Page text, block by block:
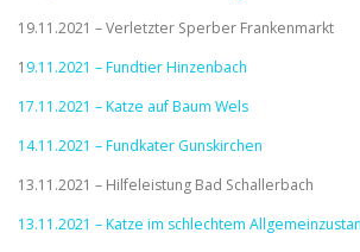
19.11.2021 – Verletzter Sperber Frankenmarkt
1 9.11.2021 – Fundtier Hinzenbach
17.11.2021 – Katze auf Baum Wels
14.11.2021 – Fundkater Gunskirchen
13.11.2021 – Hilfeleistung Bad Schallerbach
13.11.2021 – Katze im schlechtem